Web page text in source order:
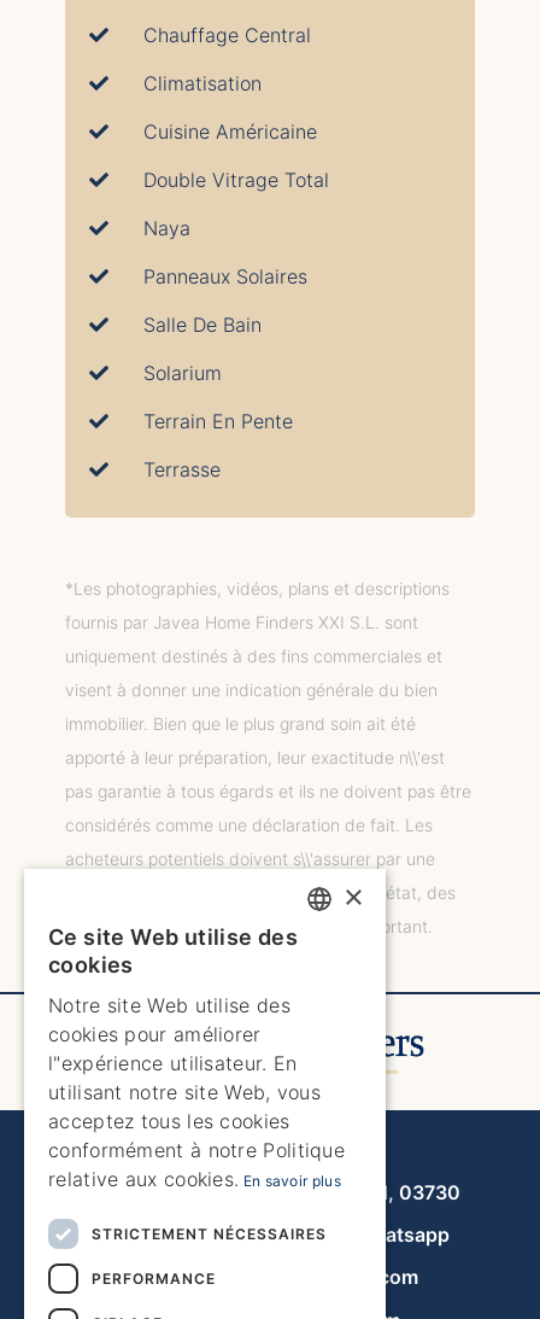
Chauffage Central
Climatisation
Cuisine Américaine
Double Vitrage Total
Naya
Panneaux Solaires
Salle De Bain
Solarium
Terrain En Pente
Terrasse
*Les photographies, vidéos, plans et descriptions
fournis par Javea Home Finders XXI S.L. sont
uniquement destinés à des fins commerciales et
visent à donner une indication générale du bien
immobilier. Bien que le plus grand soin ait été
apporté à leur préparation, leur exactitude n\\'est
pas garantie à tous égards et ils ne doivent pas être
considérés comme une déclaration de fait. Les
acheteurs potentiels doivent s\\'assurer par une
inspection ou par tout autre moyen de l\\'état, des
dimensions et de tout autre élément important.
Javea Home Finders
Avenida de la Libertad 19, local 11, 03730
+34 966 470 133
Whatsapp
info@javeahomefinders.com
ENGLISH
GERMAN
FRENCH
DUTCH
×
Ce site Web utilise des
cookies
Notre site Web utilise des
cookies pour améliorer
l"expérience utilisateur. En
utilisant notre site Web, vous
acceptez tous les cookies
conformément à notre Politique
relative aux cookies. En savoir plus
STRICTEMENT NÉCESSAIRES
PERFORMANCE